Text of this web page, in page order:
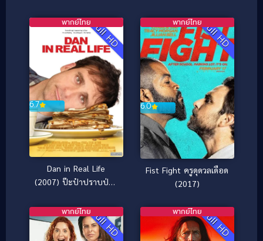
Full HD
6.7
พากย์ไทย
Dan in Real Life
(2007) ป๊ะป๋าปราบป่วน
Full HD
6.0
พากย์ไทย
Fist Fight ครูดุดวลเดือด
(2017)
Full HD
พากย์ไทย Full HD
พากย์ไทย